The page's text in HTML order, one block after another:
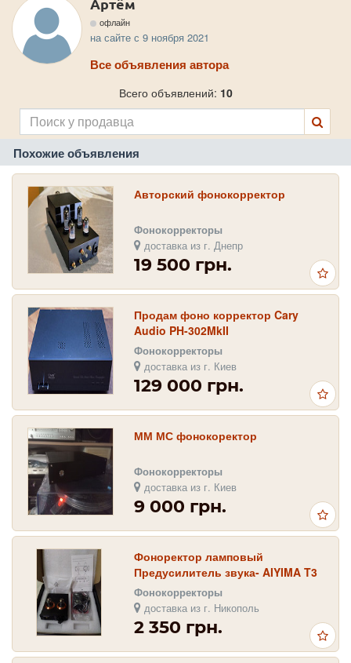
офлайн
на сайте с 9 ноября 2021
Все объявления автора
Всего объявлений: 10
Похожие объявления
Авторский фонокорректор
Фонокорректоры
доставка из г. Днепр
19 500 грн.
Продам фоно корректор Cary
Audio PH-302MkII
Фонокорректоры
доставка из г. Киев
129 000 грн.
ММ МС фонокоректор
Фонокорректоры
доставка из г. Киев
9 000 грн.
Фоноректор ламповый
Предусилитель звука- AIYIMA T3
black + блок питания 12V
Фонокорректоры
доставка из г. Никополь
2 350 грн.